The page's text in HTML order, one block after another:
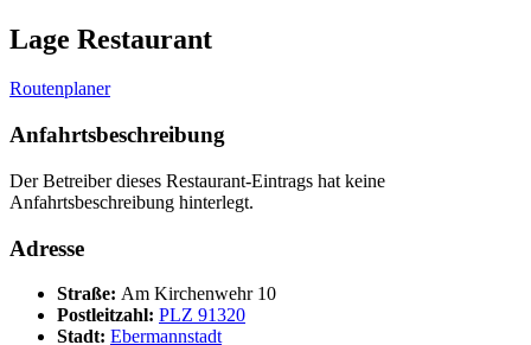
Lage Restaurant
Routenplaner
Anfahrtsbeschreibung
Der Betreiber dieses Restaurant-Eintrags hat keine
Anfahrtsbeschreibung hinterlegt.
Adresse
Straße: Am Kirchenwehr 10
Postleitzahl: PLZ 91320
Stadt: Ebermannstadt